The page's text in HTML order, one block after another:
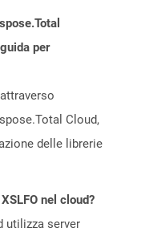
per
Cloud,
delle librerie
nel cloud?
utilizza server